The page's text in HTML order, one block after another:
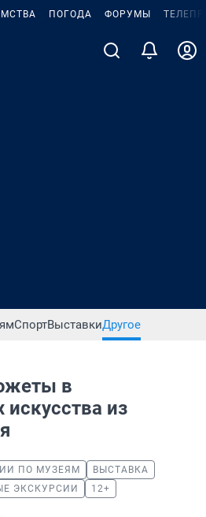
ПОГОДА ФОРУМЫ
СпортВыставкиДругое
в
искусства из
ПО МУЗЕЯМ
ВЫСТАВКА
ЭКСКУРСИИ 12+